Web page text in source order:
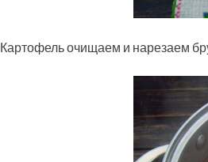
Картофель очищаем и нарезаем